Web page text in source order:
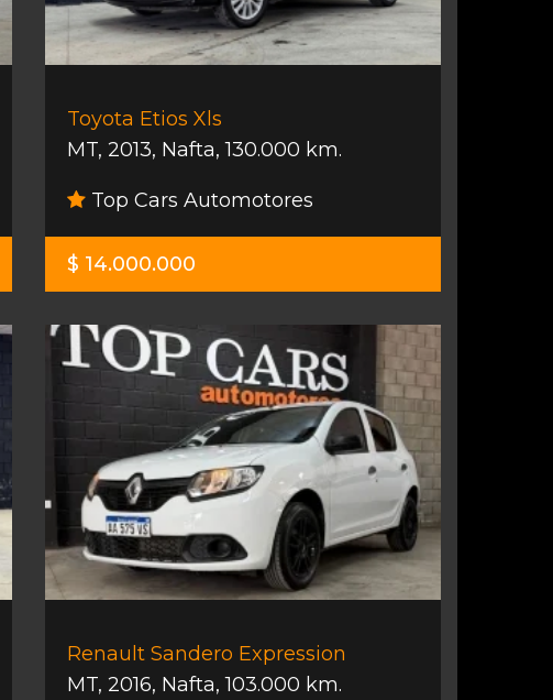
Toyota Etios Xls
MT, 2013, Nafta,130.000 km.
Top Cars Automotores
$ 14.000.000
Renault Sandero Expression
MT, 2016, Nafta,103.000 km.